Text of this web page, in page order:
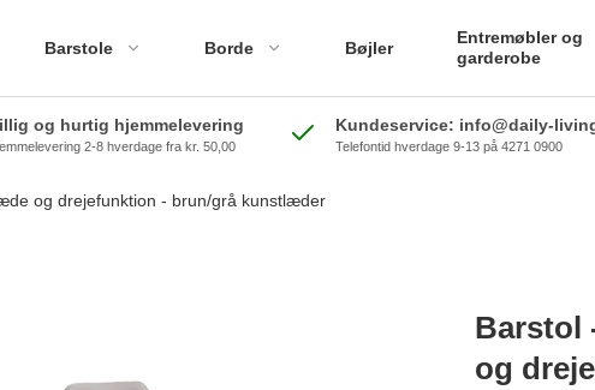
Barstole Borde Bøjler
Entremøbler og
garderobe
og hurtig hjemmelevering
2-8 hverdage fra kr. 50,00
Kundeservice: info@daily-
Telefontid hverdage 9-13 på 4271 0900
og drejefunktion - brun/grå kunstlæder
Barstol
og